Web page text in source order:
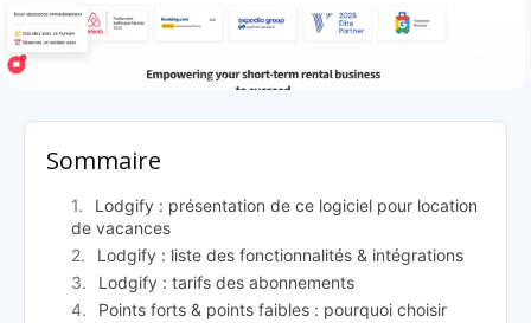
Lodgify: présentation
Sommaire
Lodgify : présentation de ce logiciel pour location
de vacances
Lodgify : liste des fonctionnalités & intégrations
Lodgify : tarifs des abonnements
Points forts & points faibles : pourquoi choisir